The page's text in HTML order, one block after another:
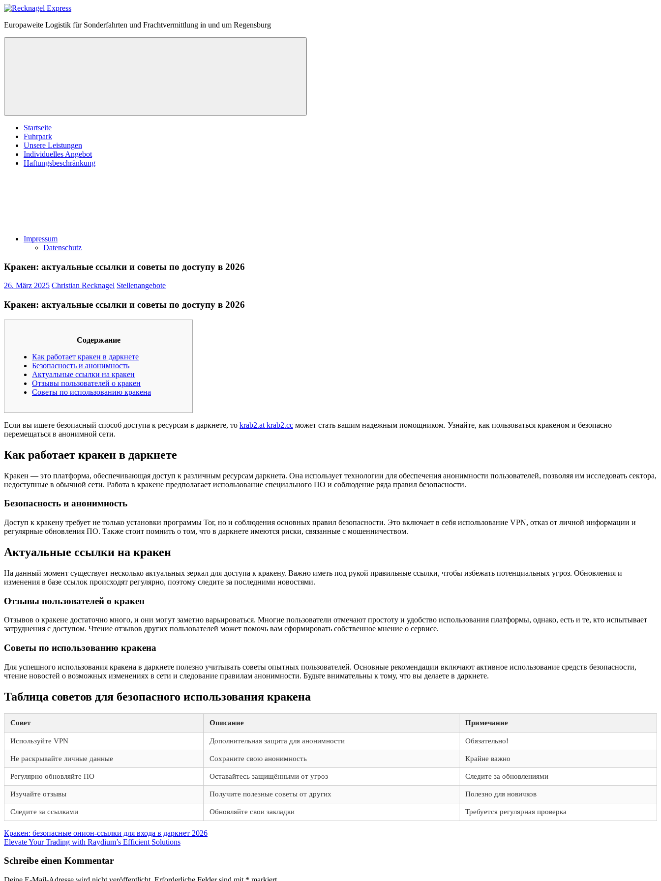
Zum
springen
Recknagel
Europaweite Logistik für Sonderfahrten und Frachtvermittlung in und um Regensburg
Menü
Startseite
Fuhrpark
Unsere Leistungen
Individuelles Angebot
Haftungsbeschränkung
Impressum
Datenschutz
Кракен: актуальные ссылки и советы по доступу в 2026
26. März 2025 Christian Recknagel Stellenangebote
Кракен: актуальные ссылки и советы по доступу в 2026
Содержание
Как работает кракен в даркнете
Безопасность и анонимность
Актуальные ссылки на кракен
Отзывы пользователей о кракен
Советы по использованию кракена
Если вы ищете безопасный способ доступа к ресурсам в даркнете, то krab2.at krab2.cc может стать вашим надежным помощником. Узнайте, как пользоваться кракеном и безопасно
перемещаться в анонимной сети.
Как работает кракен в даркнете
Кракен — это платформа, обеспечивающая доступ к различным ресурсам даркнета. Она использует технологии для обеспечения анонимности пользователей, позволяя им исследовать сектора,
недоступные в обычной сети. Работа в кракене предполагает использование специального ПО и соблюдение ряда правил безопасности.
Безопасность и анонимность
Доступ к кракену требует не только установки программы Tor, но и соблюдения основных правил безопасности. Это включает в себя использование VPN, отказ от личной информации и
регулярные обновления ПО. Также стоит помнить о том, что в даркнете имеются риски, связанные с мошенничеством.
Актуальные ссылки на кракен
На данный момент существует несколько актуальных зеркал для доступа к кракену. Важно иметь под рукой правильные ссылки, чтобы избежать потенциальных угроз. Обновления и
изменения в базе ссылок происходят регулярно, поэтому следите за последними новостями.
Отзывы пользователей о кракен
Отзывов о кракене достаточно много, и они могут заметно варьироваться. Многие пользователи отмечают простоту и удобство использования платформы, однако, есть и те, кто испытывает
затруднения с доступом. Чтение отзывов других пользователей может помочь вам сформировать собственное мнение о сервисе.
Советы по использованию кракена
Для успешного использования кракена в даркнете полезно учитывать советы опытных пользователей. Основные рекомендации включают активное использование средств безопасности,
чтение новостей о возможных изменениях в сети и следование правилам анонимности. Будьте внимательны к тому, что вы делаете в даркнете.
Таблица советов для безопасного использования кракена
Совет Описание Примечание
Используйте VPN Дополнительная защита для анонимности Обязательно!
Не раскрывайте личные данные Сохраните свою анонимность Крайне важно
Регулярно обновляйте ПО Оставайтесь защищёнными от угроз Следите за обновлениями
Изучайте отзывы Получите полезные советы от других Полезно для новичков
Следите за ссылками Обновляйте свои закладки Требуется регулярная проверка
Beitragsnavigation
Vorheriger
Beitrag:
Кракен: безопасные онион-ссылки для входа в даркнет 2026
Nächster
Elevate Your Trading with Raydium’s Efficient Solutions
Schreibe einen Kommentar